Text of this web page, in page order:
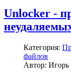
Unlocker -
Категория:
файлов
Автор: